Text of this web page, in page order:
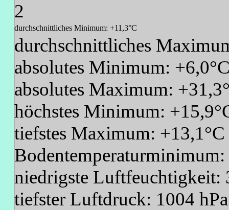
2
durchschnittliches Minimum: +11,3°C
durchschnittliches
absolutes Minimum:
absolutes Maximum:
höchstes Minimum:
tiefstes Maximum:
niedrigste Luftfeuchtigkeit:
tiefster Luftdruck: 1004